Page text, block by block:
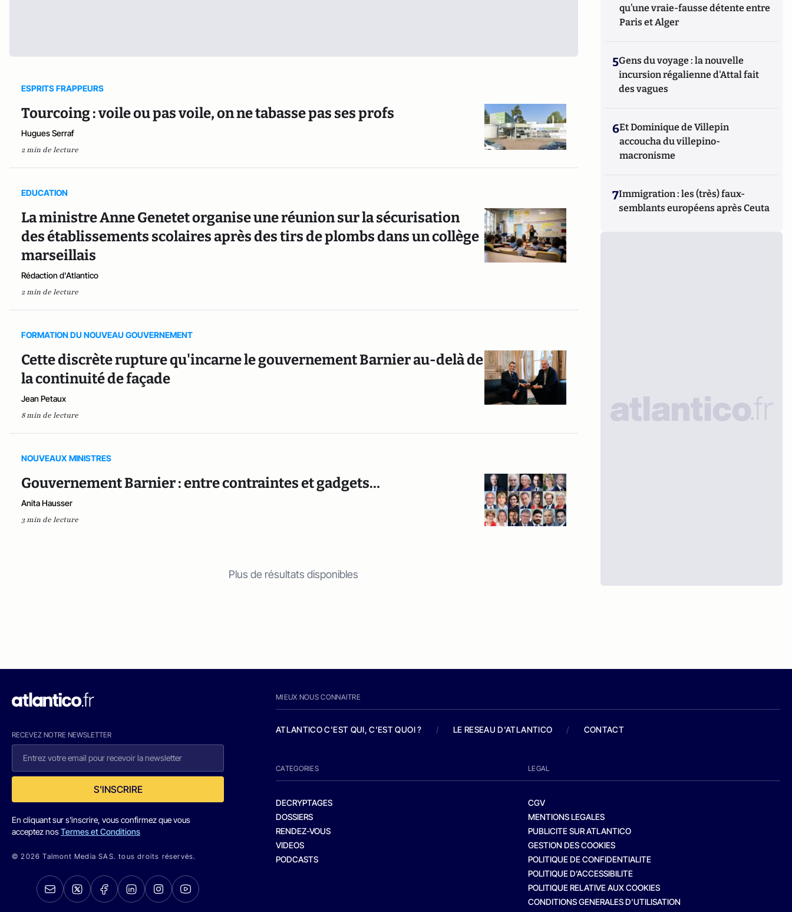
ESPRITS FRAPPEURS
Tourcoing : voile ou pas voile, on ne tabasse pas ses profs
Hugues Serraf
2 min de lecture
EDUCATION
La ministre Anne Genetet organise une réunion sur la sécurisation
des établissements scolaires après des tirs de plombs dans un collège
marseillais
Rédaction d'Atlantico
2 min de lecture
FORMATION DU NOUVEAU GOUVERNEMENT
Cette discrète rupture qu'incarne le gouvernement Barnier au-delà de
la continuité de façade
Jean Petaux
8 min de lecture
NOUVEAUX MINISTRES
Gouvernement Barnier : entre contraintes et gadgets…
Anita Hausser
3 min de lecture
Plus de résultats disponibles
qu’une vraie-fausse détente entre
Paris et Alger
5Gens du voyage : la nouvelle
incursion régalienne d'Attal fait
des vagues
6Et Dominique de Villepin
accoucha du villepino-
macronisme
7Immigration : les (très) faux-
semblants européens après Ceuta
RECEVEZ NOTRE NEWSLETTER
S'INSCRIRE
En cliquant sur s'inscrire, vous confirmez que vous
acceptez nosTermes et Conditions
© 2026 Talmont Media SAS. tous droits réservés.
MIEUX NOUS CONNAITRE
ATLANTICO C'EST QUI, C'EST QUOI ? / LE RESEAU D'ATLANTICO / CONTACT
CATEGORIES
DECRYPTAGES
DOSSIERS
RENDEZ-VOUS
VIDEOS
PODCASTS
LEGAL
CGV
MENTIONS LEGALES
PUBLICITE SUR ATLANTICO
GESTION DES COOKIES
POLITIQUE DE CONFIDENTIALITE
POLITIQUE D’ACCESSIBILITE
POLITIQUE RELATIVE AUX COOKIES
CONDITIONS GENERALES D’UTILISATION